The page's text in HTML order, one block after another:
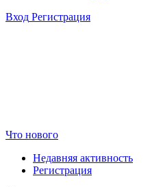
Вход Регистрация
Что нового
Недавняя активность
Регистрация